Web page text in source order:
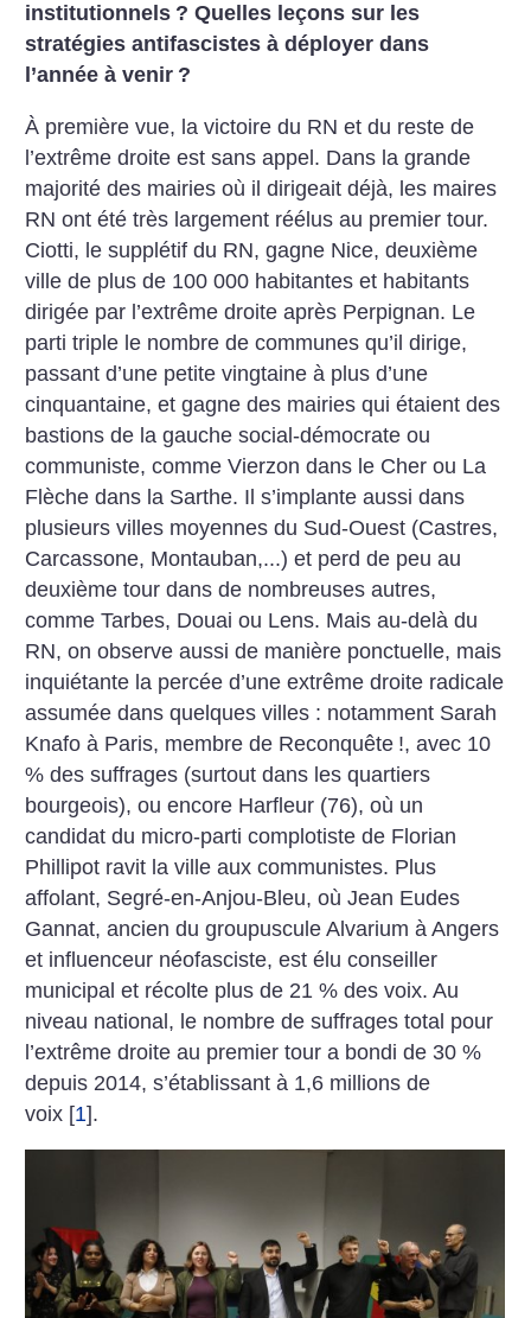
institutionnels ? Quelles leçons sur les
stratégies antifascistes à déployer dans
l’année à venir ?
À première vue, la victoire du RN et du reste de
l’extrême droite est sans appel. Dans la grande
majorité des mairies où il dirigeait déjà, les maires
RN ont été très largement réélus au premier tour.
Ciotti, le supplétif du RN, gagne Nice, deuxième
ville de plus de 100 000 habitantes et habitants
dirigée par l’extrême droite après Perpignan. Le
parti triple le nombre de communes qu’il dirige,
passant d’une petite vingtaine à plus d’une
cinquantaine, et gagne des mairies qui étaient des
bastions de la gauche social-démocrate ou
communiste, comme Vierzon dans le Cher ou La
Flèche dans la Sarthe. Il s’implante aussi dans
plusieurs villes moyennes du Sud-Ouest (Castres,
Carcassone, Montauban,...) et perd de peu au
deuxième tour dans de nombreuses autres,
comme Tarbes, Douai ou Lens. Mais au-delà du
RN, on observe aussi de manière ponctuelle, mais
inquiétante la percée d’une extrême droite radicale
assumée dans quelques villes : notamment Sarah
Knafo à Paris, membre de Reconquête !, avec 10
% des suffrages (surtout dans les quartiers
bourgeois), ou encore Harfleur (76), où un
candidat du micro-parti complotiste de Florian
Phillipot ravit la ville aux communistes. Plus
affolant, Segré-en-Anjou-Bleu, où Jean Eudes
Gannat, ancien du groupuscule Alvarium à Angers
et influenceur néofasciste, est élu conseiller
municipal et récolte plus de 21 % des voix. Au
niveau national, le nombre de suffrages total pour
l’extrême droite au premier tour a bondi de 30 %
depuis 2014, s’établissant à 1,6 millions de
voix [1].